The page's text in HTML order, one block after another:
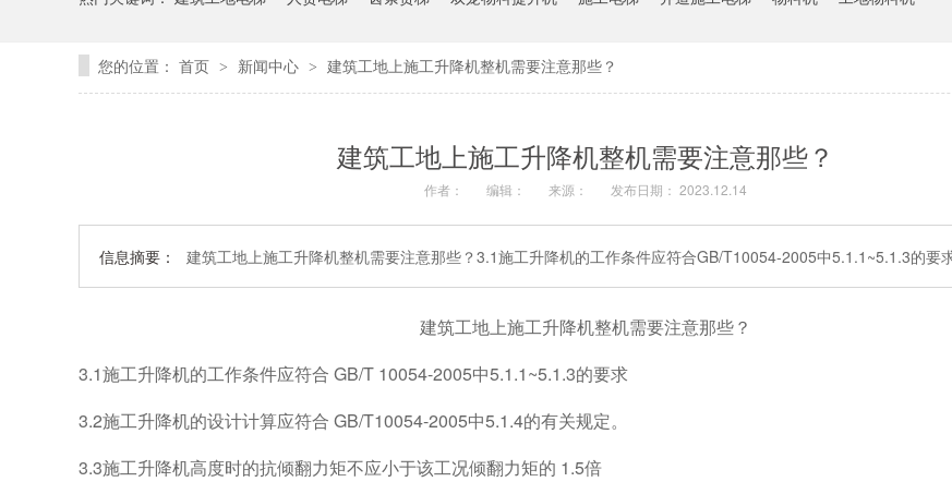
您的位置： 首页 > 新闻中心 > 建筑工地上施工升降机整机需要注意那些？
建筑工地上施工升降机整机需要注意那些？
作者： 编辑： 来源： 发布日期： 2023.12.14
信息摘要： 建筑工地上施工升降机整机需要注意那些？3.1施工升降机的工作条件应符合GB/T10054-2005中5.1.1~5.1.3的要
建筑工地上施工升降机整机需要注意那些？
3.1施工升降机的工作条件应符合 GB/T 10054-2005中5.1.1~5.1.3的要求
3.2施工升降机的设计计算应符合 GB/T10054-2005中5.1.4的有关规定。
3.3施工升降机高度时的抗倾翻力矩不应小于该工况倾翻力矩的 1.5倍